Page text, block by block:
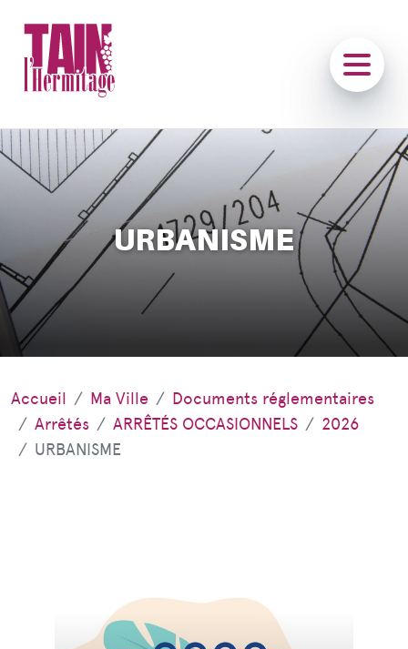
URBANISME
Accueil Ma Ville
Documents réglementaires
Arrêtés
ARRÊTÉS OCCASIONNELS
2026
URBANISME